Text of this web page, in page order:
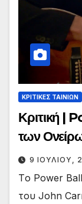
ΚΡΙΤΙΚΕΣ ΤΑΙΝΙΩΝ
Κριτική |
των
9 ΙΟΥΛΊΟΥ,
Tο Power
του John